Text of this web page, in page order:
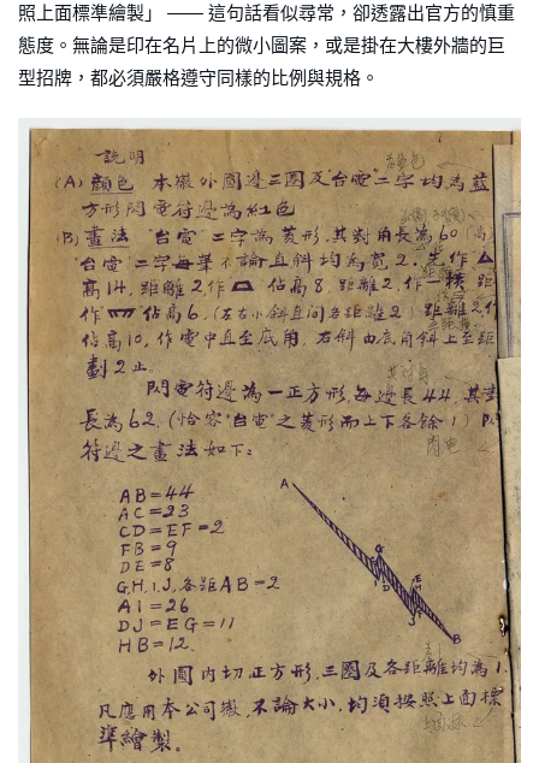
照上面標準繪製」 —— 這句話看似尋常，卻透露出官方的慎重
態度。無論是印在名片上的微小圖案，或是掛在大樓外牆的巨
型招牌，都必須嚴格遵守同樣的比例與規格。